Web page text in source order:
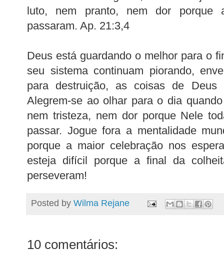
luto, nem pranto, nem dor porque
passaram. Ap. 21:3,4
Deus está guardando o melhor para o
seu sistema continuam piorando,
para destruição, as coisas de Deus
Alegrem-se ao olhar para o dia
nem tristeza, nem dor porque Nele
passar. Jogue fora a mentalidade
porque a maior celebração nos
esteja difícil porque a final da
perseveram!
Posted by Wilma Rejane
10 comentários: